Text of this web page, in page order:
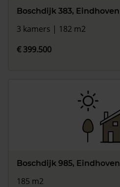
Boschdijk 383, Eindhoven
3 kamers | 182 m2
€ 399.500
Boschdijk 985, Eindhoven
185 m2